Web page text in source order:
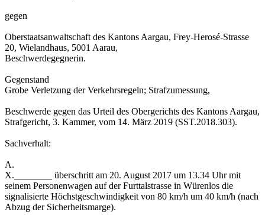
gegen
Oberstaatsanwaltschaft des Kantons Aargau, Frey-Herosé-Strasse
20, Wielandhaus, 5001 Aarau,
Beschwerdegegnerin.
Gegenstand
Grobe Verletzung der Verkehrsregeln; Strafzumessung,
Beschwerde gegen das Urteil des Obergerichts des Kantons Aargau,
Strafgericht, 3. Kammer, vom 14. März 2019 (SST.2018.303).
Sachverhalt:
A.
X.________ überschritt am 20. August 2017 um 13.34 Uhr mit
seinem Personenwagen auf der Furttalstrasse in Würenlos die
signalisierte Höchstgeschwindigkeit von 80 km/h um 40 km/h (nach
Abzug der Sicherheitsmarge).